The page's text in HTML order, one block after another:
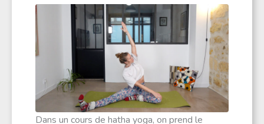
Dans un cours de hatha yoga, on prend le